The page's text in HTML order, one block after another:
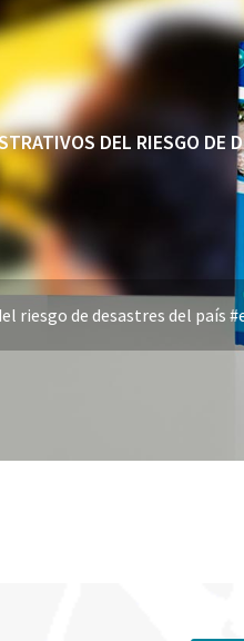
DEL RIESGO DE
riesgo de desastres del país